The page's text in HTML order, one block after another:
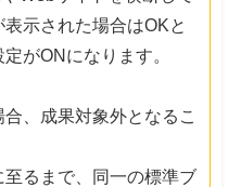
示された場合はOKと
がONになります。
、成果対象外となるこ
至るまで、同一の標準ブ